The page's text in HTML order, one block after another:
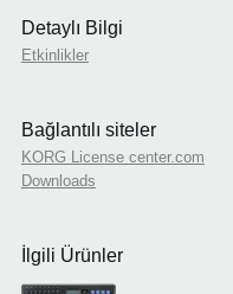
Detaylı Bilgi
Etkinlikler
Bağlantılı siteler
KORG License center.com
Downloads
İlgili Ürünler